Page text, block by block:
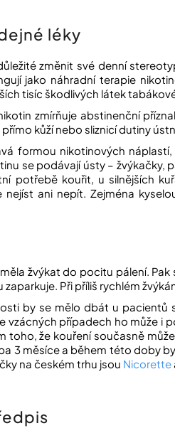
léky
změnit své denní
jako náhradní terapie
tisíc škodlivých látek
zmírňuje abstinenční
kůží nebo sliznicí dutiny
formou nikotinových
se podávají ústy – žvýkačky,
potřebě kouřit, u silnějších
nejíst ani nepít. Zejména
žvýkat do pocitu pálení.
zaparkuje. Při příliš rychlém
by se mělo dbát u pacientů
vzácných případech ho může i
toho, že kouření současně
3 měsíce a během této doby
na českém trhu jsou Nicorette